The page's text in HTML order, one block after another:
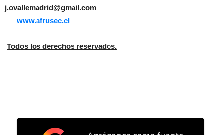
j.ovallemadrid@gmail.com
www.afrusec.cl
Todos los derechos reservados.